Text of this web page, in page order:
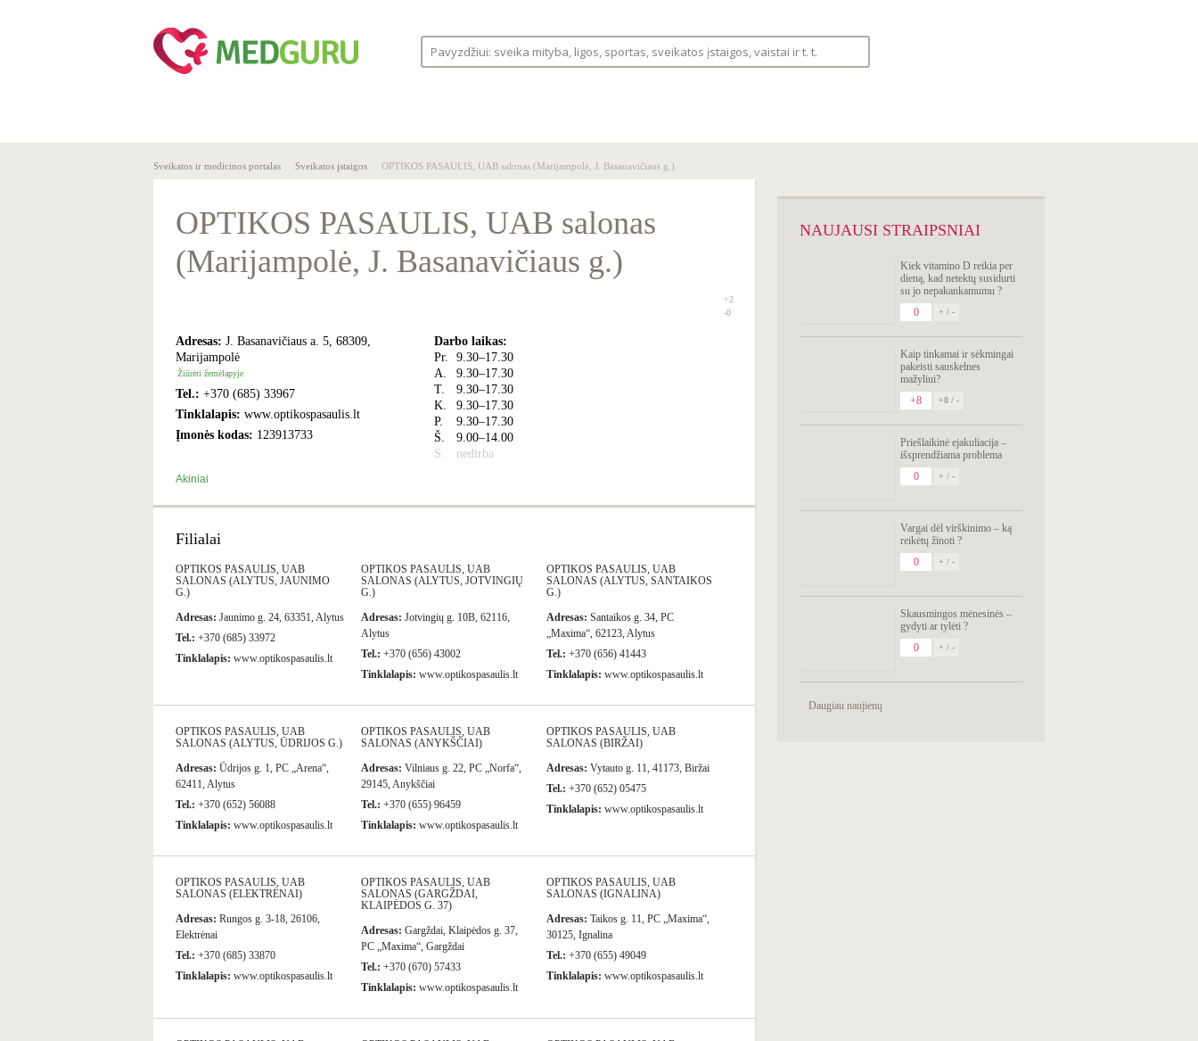
Sveikatos ir medicinos portalas Sveikatos įstaigos OPTIKOS PASAULIS, UAB salonas (Marijampolė, J. Basanavičiaus g.)
OPTIKOS PASAULIS, UAB salonas
(Marijampolė, J. Basanavičiaus g.)
+2
-0
Adresas: J. Basanavičiaus a. 5, 68309,
Marijampolė
Žiūrėti žemėlapyje
Tel.: +370 (685) 33967
Tinklalapis: www.optikospasaulis.lt
Įmonės kodas: 123913733
Darbo laikas:
Pr.
9.30–17.30
A.
9.30–17.30
T.
9.30–17.30
K.
9.30–17.30
P.
9.30–17.30
Š.
9.00–14.00
S.
nedirba
Akiniai
Filialai
OPTIKOS PASAULIS, UAB
SALONAS (ALYTUS, JAUNIMO
G.)
Adresas: Jaunimo g. 24, 63351, Alytus
Tel.: +370 (685) 33972
Tinklalapis: www.optikospasaulis.lt
OPTIKOS PASAULIS, UAB
SALONAS (ALYTUS, JOTVINGIŲ
G.)
Adresas: Jotvingių g. 10B, 62116,
Alytus
Tel.: +370 (656) 43002
Tinklalapis: www.optikospasaulis.lt
OPTIKOS PASAULIS, UAB
SALONAS (ALYTUS, SANTAIKOS
G.)
Adresas: Santaikos g. 34, PC
„Maxima“, 62123, Alytus
Tel.: +370 (656) 41443
Tinklalapis: www.optikospasaulis.lt
OPTIKOS PASAULIS, UAB
SALONAS (ALYTUS, ŪDRIJOS G.)
Adresas: Ūdrijos g. 1, PC „Arena“,
62411, Alytus
Tel.: +370 (652) 56088
Tinklalapis: www.optikospasaulis.lt
OPTIKOS PASAULIS, UAB
SALONAS (ANYKŠČIAI)
Adresas: Vilniaus g. 22, PC „Norfa“,
29145, Anykščiai
Tel.: +370 (655) 96459
Tinklalapis: www.optikospasaulis.lt
OPTIKOS PASAULIS, UAB
SALONAS (BIRŽAI)
Adresas: Vytauto g. 11, 41173, Biržai
Tel.: +370 (652) 05475
Tinklalapis: www.optikospasaulis.lt
OPTIKOS PASAULIS, UAB
SALONAS (ELEKTRĖNAI)
Adresas: Rungos g. 3-18, 26106,
Elektrėnai
Tel.: +370 (685) 33870
Tinklalapis: www.optikospasaulis.lt
OPTIKOS PASAULIS, UAB
SALONAS (GARGŽDAI,
KLAIPĖDOS G. 37)
Adresas: Gargždai, Klaipėdos g. 37,
PC „Maxima“, Gargždai
Tel.: +370 (670) 57433
Tinklalapis: www.optikospasaulis.lt
OPTIKOS PASAULIS, UAB
SALONAS (IGNALINA)
Adresas: Taikos g. 11, PC „Maxima“,
30125, Ignalina
Tel.: +370 (655) 49049
Tinklalapis: www.optikospasaulis.lt
NAUJAUSI STRAIPSNIAI
Kiek vitamino D reikia per
dieną, kad netektų susidurti
su jo nepakankamumu ?
0
+ / -
Kaip tinkamai ir sėkmingai
pakeisti sauskelnes
mažyliui?
+8
+8 / -
Priešlaikinė ejakuliacija –
išsprendžiama problema
0
+ / -
Vargai dėl virškinimo – ką
reikėtų žinoti ?
0
+ / -
Skausmingos mėnesinės –
gydyti ar tylėti ?
0
+ / -
Daugiau naujienų